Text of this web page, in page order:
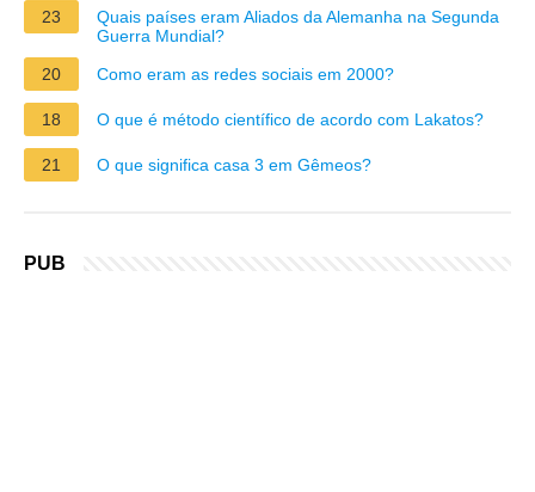
23
Quais países eram Aliados da Alemanha na Segunda
Guerra Mundial?
20
Como eram as redes sociais em 2000?
18 O que é método científico de acordo com Lakatos?
21 O que significa casa 3 em Gêmeos?
PUB